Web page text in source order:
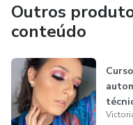
Outros
conteúdo